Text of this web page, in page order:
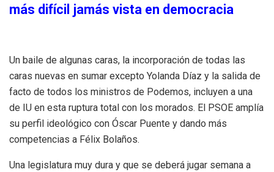
más difícil jamás vista en democracia
Un baile de algunas caras, la incorporación de todas las
caras nuevas en sumar excepto Yolanda Díaz y la salida de
facto de todos los ministros de Podemos, incluyen a una
de IU en esta ruptura total con los morados. El PSOE amplía
su perfil ideológico con Óscar Puente y dando más
competencias a Félix Bolaños.
Una legislatura muy dura y que se deberá jugar semana a